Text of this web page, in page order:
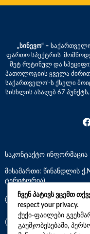
„სინევო“ –
ფართო სპექტრის
მეტ რუტინულ და
პათოლოგიის ყველა
საქართველო’-ს ქსელი
სისხლის ასაღებ 67
საკონტაქტო ინფორმაცია
მისამართი: წინანდლის
ტერიტორია)
*7770
+(995)32 2 800 111
ჩვენ პატივს ვცემთ
respect your privacy.
ქუქი-ფაილები
გაუმჯობესებაში,